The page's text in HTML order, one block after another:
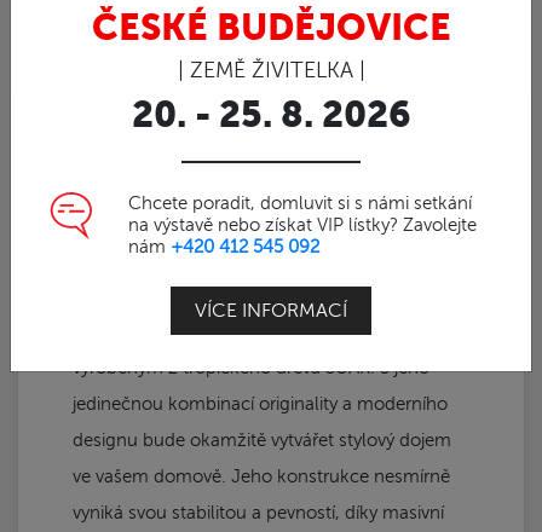
ČESKÉ BUDĚJOVICE
| ZEMĚ ŽIVITELKA |
20. - 25. 8. 2026
Chcete poradit, domluvit si s námi setkání
na výstavě nebo získat VIP lístky? Zavolejte
nám +420 412 545 092
VÍCE INFORMACÍ
Suarový macro Bar
Větší bar ze Suaru
Náš Suarový stůl je mistrovským dílem
vyrobeným z tropického dřeva SUAR. S jeho
jedinečnou kombinací originality a moderního
designu bude okamžitě vytvářet stylový dojem
ve vašem domově. Jeho konstrukce nesmírně
vyniká svou stabilitou a pevností, díky masivní